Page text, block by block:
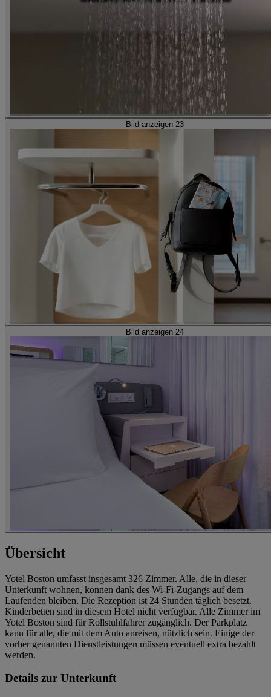
Bild anzeigen 23
Bild anzeigen 24
Übersicht
Yotel Boston umfasst insgesamt 326 Zimmer. Alle, die in dieser
Unterkunft wohnen, können dank des Wi-Fi-Zugangs auf dem
Laufenden bleiben. Die Rezeption ist 24 Stunden täglich besetzt.
Kinderbetten sind in diesem Hotel nicht verfügbar. Alle Zimmer im
Yotel Boston sind für Rollstuhlfahrer zugänglich. Der Parkplatz
kann für alle, die mit dem Auto anreisen, nützlich sein. Einige der
vorher genannten Dienstleistungen müssen eventuell extra bezahlt
werden.
Details zur Unterkunft